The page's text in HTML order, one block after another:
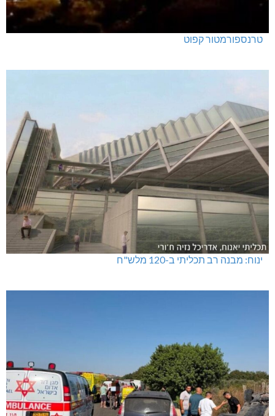
טרנספורמטור קפוט
ינוח: מבנה רב תכליתי ב-120 מלש"ח